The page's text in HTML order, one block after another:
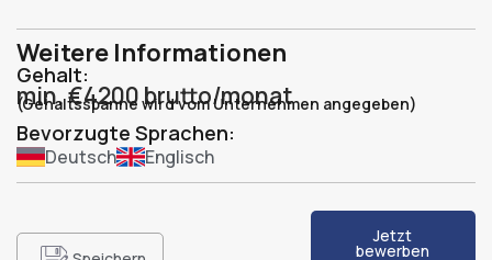
Weitere Informationen
Gehalt:
min. €4200 brutto/monat
(Gehaltsspanne wird vom Unternehmen angegeben)
Bevorzugte Sprachen:
Deutsch Englisch
Jetzt
bewerben